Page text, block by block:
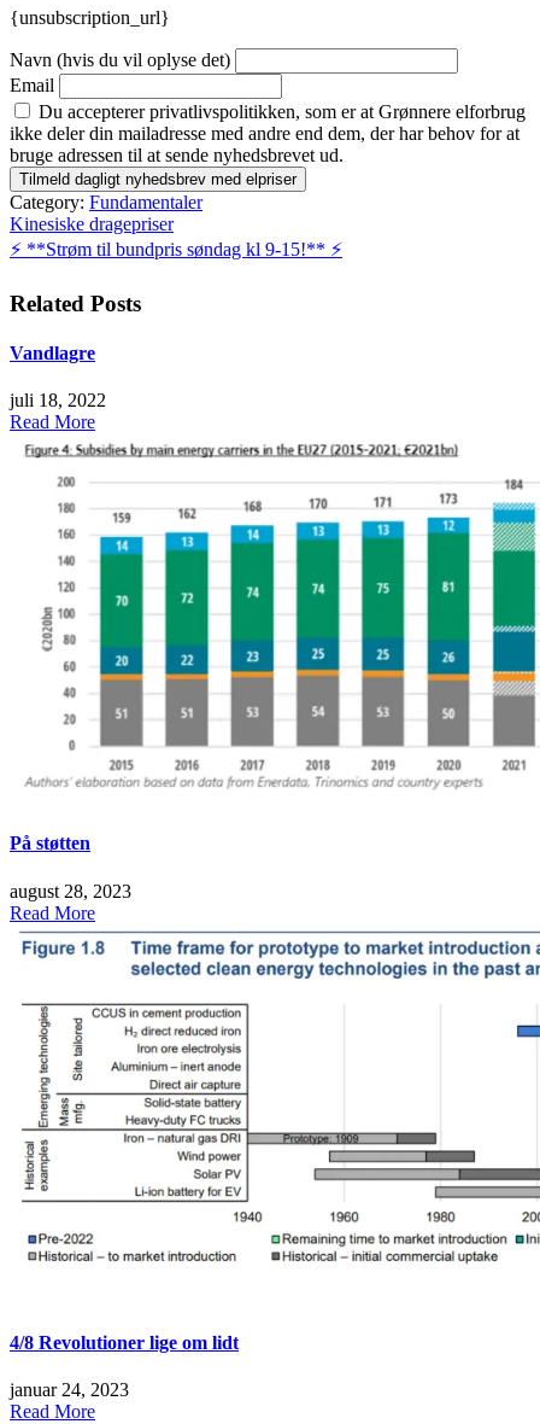
{unsubscription_url}
Navn (hvis du vil oplyse det)
Email
Du accepterer privatlivspolitikken, som er at Grønnere elforbrug
ikke deler din mailadresse med andre end dem, der har behov for at
bruge adressen til at sende nyhedsbrevet ud.
Category: Fundamentaler
Indlægsnavigation
Kinesiske dragepriser
⚡️ **Strøm til bundpris søndag kl 9-15!** ⚡️
Related Posts
Vandlagre
juli 18, 2022
Read More
På støtten
august 28, 2023
Read More
4/8 Revolutioner lige om lidt
januar 24, 2023
Read More